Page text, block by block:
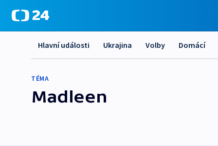
Hlavní události Ukrajina Volby Domácí
TÉMA
Madleen